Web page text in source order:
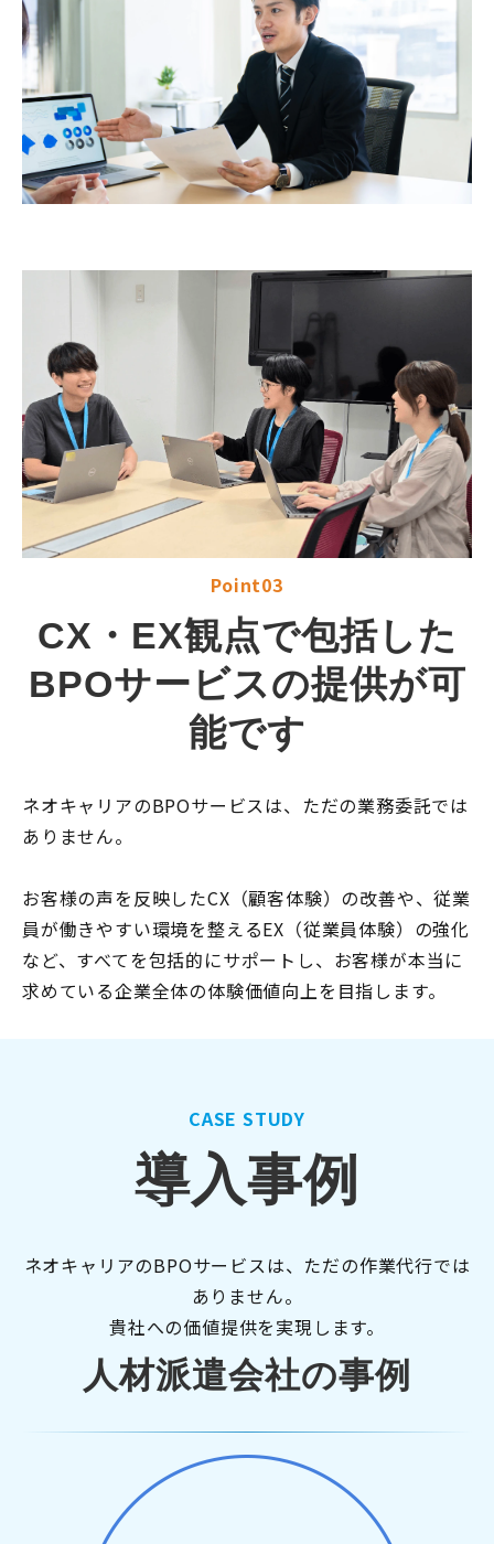
Point03
CX・EX観点で包括した
BPOサービスの提供が可
能です
ネオキャリアのBPOサービスは、ただの業務委託では
ありません。
お客様の声を反映したCX（顧客体験）の改善や、従業
員が働きやすい環境を整えるEX（従業員体験）の強化
など、すべてを包括的にサポートし、お客様が本当に
求めている企業全体の体験価値向上を目指します。
CASE STUDY
導入事例
ネオキャリアのBPOサービスは、ただの作業代行では
ありません。
貴社への価値提供を実現します。
人材派遣会社の事例